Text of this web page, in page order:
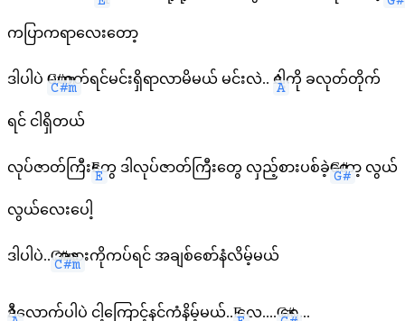
ကပြာကရာလေးတော့
ဒါပါပဲ C#m
မဟုတ်ရင်မင်းရှိရာလာမိမယ် မင်းလဲ.. A
ငါ့ကို ခလုတ်တိုက်
ရင် ငါရှိတယ်
လုပ်ဇာတ်ကြီးE
တွေ ဒါလုပ်ဇာတ်ကြီးတွေ လှည့်စားပစ်ခဲ့G#
တော့ လွယ်
လွယ်လေးပေါ့
ဒါပါပဲ..C#m
အနားကိုကပ်ရင် အချစ်စော်နံလိမ့်မယ်
A
ဒီလောက်ပါပဲ ငါ့ကြောင့်နင်ကံနိမ့်မယ်..E
လေ....G#
ရေ...